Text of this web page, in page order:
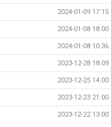
2024-01-09 17:15
2024-01-08 18:00
2024-01-08 10:36
2023-12-28 18:09
2023-12-25 14:00
2023-12-23 21:00
2023-12-22 13:00